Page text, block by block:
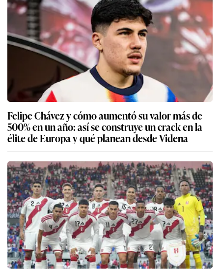
Felipe Chávez y cómo aumentó su valor más de
500% en un año: así se construye un crack en la
élite de Europa y qué planean desde Videna